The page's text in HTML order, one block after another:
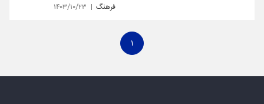
فرهنگ ۱۴۰۳/۱۰/۲۳
۱